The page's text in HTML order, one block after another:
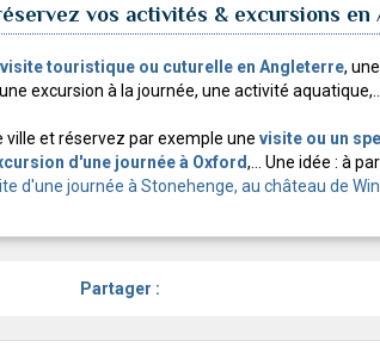
vos activités & excursions en
touristique ou cuturelle en Angleterre,
excursion à la journée, une activité aquatique,...
ville et réservez par exemple une visite ou un
d'une journée à Oxford,... Une idée : à
d'une journée à Stonehenge, au château de
Partager :